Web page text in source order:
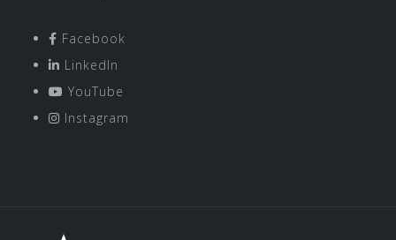
Facebook
LinkedIn
YouTube
Instagram